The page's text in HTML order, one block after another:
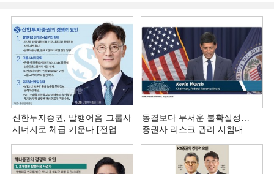
신한투자증권, 발행어음·그룹사
시너지로 체급 키운다 [전업계
동결보다 무서운 불확실성…
증권사 리스크 관리 시험대